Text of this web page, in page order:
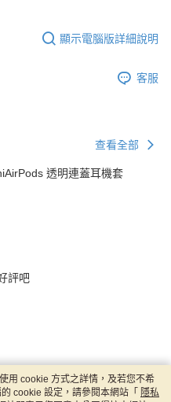
顯示電腦版詳細說明
客服
查看全部
透明連蓋耳機套
評吧
用 cookie 方式之詳情，及若您不希
cookie 設定，請參閱本網站「 隱私